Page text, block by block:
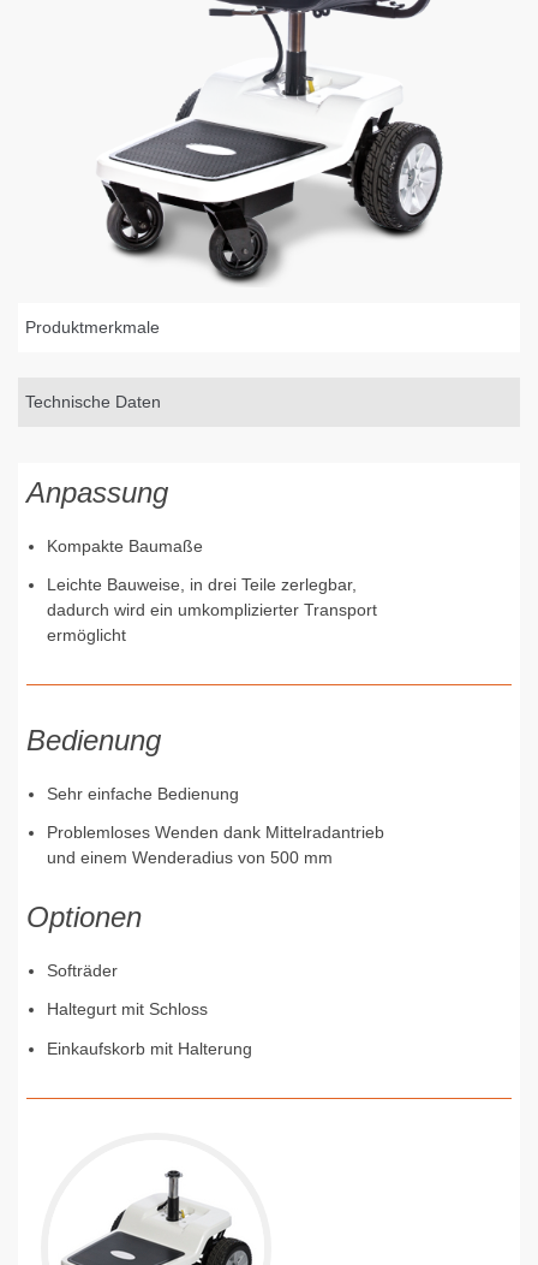
Produktmerkmale
Technische Daten
Anpassung
Kompakte Baumaße
Leichte Bauweise, in drei Teile zerlegbar,
dadurch wird ein umkomplizierter Transport
ermöglicht
Bedienung
Sehr einfache Bedienung
Problemloses Wenden dank Mittelradantrieb
und einem Wenderadius von 500 mm
Optionen
Softräder
Haltegurt mit Schloss
Einkaufskorb mit Halterung